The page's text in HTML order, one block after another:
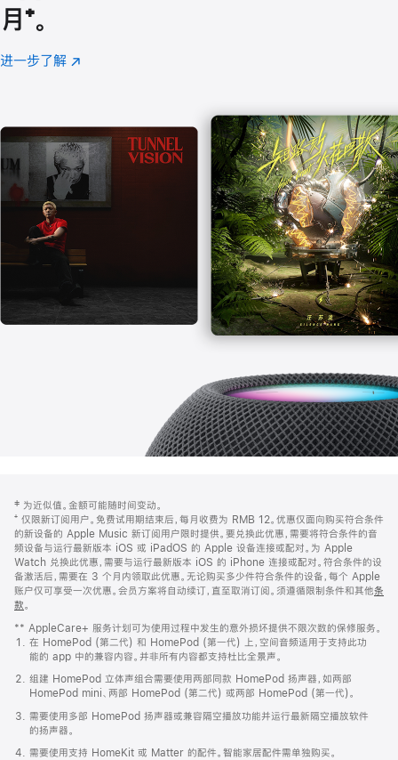
月 脚
注
⁺。
进一步了解 Apple
(在
口
中
打
开)
页
页
脚
注
‡ 为近似值。金额可能随时间变动。
⁺ 仅限新订阅用户。免费试用期结束后，每月收费为 RMB 12。优惠仅面向购买符合条件
的新设备的 Apple Music 新订阅用户限时提供。要兑换此优惠，需要将符合条件的音
频设备与运行最新版本 iOS 或 iPadOS 的 Apple 设备连接或配对。为 Apple
Watch 兑换此优惠，需要与运行最新版本 iOS 的 iPhone 连接或配对。符合条件的设
备激活后，需要在 3 个月内领取此优惠。无论购买多少件符合条件的设备，每个 Apple
账户仅可享受一次优惠。会员方案将自动续订，直至取消订阅。须遵循限制条件和其他条
款。
窗
口
中
打
开)
** AppleCare+ 服务计划可为使用过程中发生的意外损坏提供不限次数的保修服务。
在 HomePod (第二代) 和 HomePod (第一代) 上，空间音频适用于支持此功
能的 app 中的兼容内容。并非所有内容都支持杜比全景声。
组建 HomePod 立体声组合需要使用两部同款 HomePod 扬声器，如两部
HomePod mini、两部 HomePod (第二代) 或两部 HomePod (第一代)。
需要使用多部 HomePod 扬声器或兼容隔空播放功能并运行最新隔空播放软件
的扬声器。
需要使用支持 HomeKit 或 Matter 的配件。智能家居配件需单独购买。